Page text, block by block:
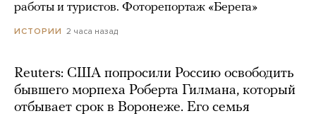
работы и туристов. Фоторепортаж «Берега»
ИСТОРИИ 2 часа назад
Reuters: США попросили Россию освободить
бывшего морпеха Роберта Гилмана, который
отбывает срок в Воронеже. Его семья